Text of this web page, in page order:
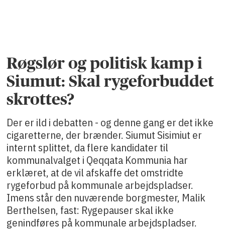
Røgslør og politisk kamp i
Siumut: Skal rygeforbuddet
skrottes?
Der er ild i debatten - og denne gang er det ikke
cigaretterne, der brænder. Siumut Sisimiut er
internt splittet, da flere kandidater til
kommunalvalget i Qeqqata Kommunia har
erklæret, at de vil afskaffe det omstridte
rygeforbud på kommunale arbejdspladser.
Imens står den nuværende borgmester, Malik
Berthelsen, fast: Rygepauser skal ikke
genindføres på kommunale arbejdspladser.